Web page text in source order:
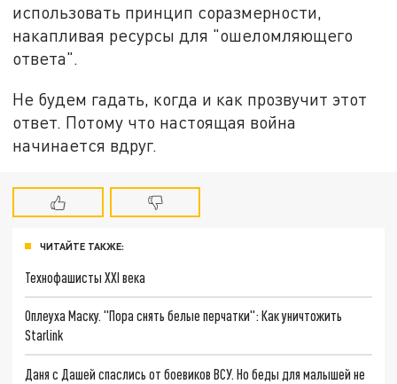
использовать принцип соразмерности,
накапливая ресурсы для "ошеломляющего
ответа".
Не будем гадать, когда и как прозвучит этот
ответ. Потому что настоящая война
начинается вдруг.
ЧИТАЙТЕ ТАКЖЕ:
Технофашисты XXI века
Оплеуха Маску. "Пора снять белые перчатки": Как уничтожить
Starlink
Даня с Дашей спаслись от боевиков ВСУ. Но беды для малышей не